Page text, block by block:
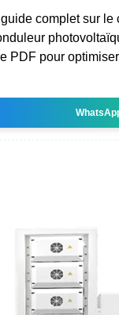
complet sur le
PDF pour